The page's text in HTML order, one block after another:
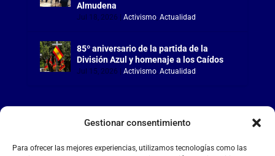
Gestionar consentimiento
Para ofrecer las mejores experiencias, utilizamos tecnologías como las
Almudena
Jul 18, 2026 | Activismo, Actualidad
85º aniversario de la partida de la
División Azul y homenaje a los Caídos
Jul 15, 2026 | Activismo, Actualidad
LA FALANGE